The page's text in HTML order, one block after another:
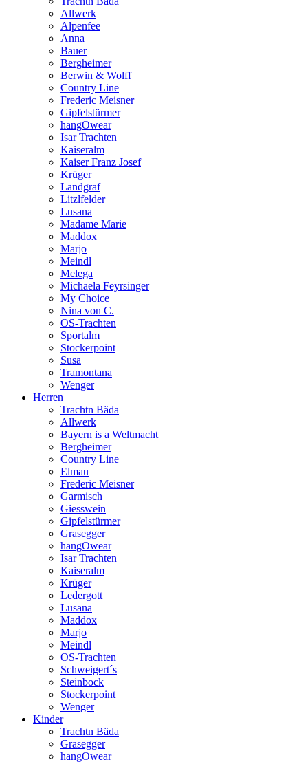
Allwerk
Alpenfee
Anna
Bauer
Bergheimer
Berwin & Wolff
Country Line
Frederic Meisner
Gipfelstürmer
hangOwear
Isar Trachten
Kaiseralm
Kaiser Franz Josef
Krüger
Landgraf
Litzlfelder
Lusana
Madame Marie
Maddox
Marjo
Meindl
Melega
Michaela Feyrsinger
My Choice
Nina von C.
OS-Trachten
Sportalm
Stockerpoint
Susa
Tramontana
Wenger
Herren
Trachtn Bäda
Allwerk
Bayern is a Weltmacht
Bergheimer
Country Line
Elmau
Frederic Meisner
Garmisch
Giesswein
Gipfelstürmer
Grasegger
hangOwear
Isar Trachten
Kaiseralm
Krüger
Ledergott
Lusana
Maddox
Marjo
Meindl
OS-Trachten
Schweigert´s
Steinbock
Stockerpoint
Wenger
Kinder
Trachtn Bäda
Grasegger
hangOwear